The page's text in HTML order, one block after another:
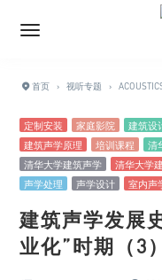
首页 › 视听专题 ›
定制安装 家庭影院 建筑设
建筑声学原理
培训课程 清
清华大学建筑声学
清华大学
声学处理
声学设计 室内声
建筑声学发展
业化”时期（3）